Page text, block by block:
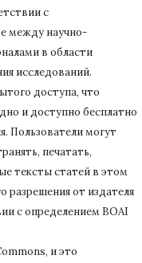
с
между научно-
в области
исследований.
доступа, что
и доступно бесплатно
Пользователи могут
печатать,
тексты статей в этом
разрешения от издателя
с определением BOAI
и это